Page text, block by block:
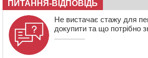
16:40 У Черкасах провели в
загиблих воїнів
16:07 До 1 вересня у Черкасах
розмітку біля навчальних
ПИТАННЯ-ВІДПОВІДЬ
Не вистачає стажу для
докупити та що потрібно